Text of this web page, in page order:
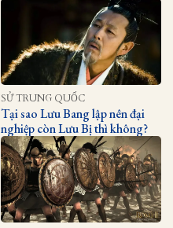
SỬ TRUNG QUỐC
Tại sao Lưu Bang lập nên đại
nghiệp còn Lưu Bị thì không?